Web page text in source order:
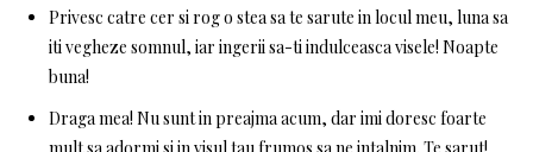
Privesc catre cer si rog o stea sa te sarute in locul meu, luna sa
iti vegheze somnul, iar ingerii sa-ti indulceasca visele! Noapte
buna!
Draga mea! Nu sunt in preajma acum, dar imi doresc foarte